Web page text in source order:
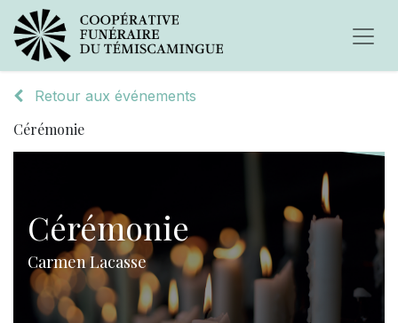
Retour aux événements
Cérémonie
Cérémonie
Carmen Lacasse